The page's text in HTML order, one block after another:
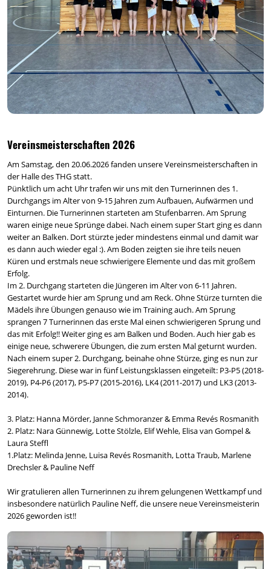
Vereinsmeisterschaften 2026
Am Samstag, den 20.06.2026 fanden unsere Vereinsmeisterschaften in
der Halle des THG statt.
Pünktlich um acht Uhr trafen wir uns mit den Turnerinnen des 1.
Durchgangs im Alter von 9-15 Jahren zum Aufbauen, Aufwärmen und
Einturnen. Die Turnerinnen starteten am Stufenbarren. Am Sprung
waren einige neue Sprünge dabei. Nach einem super Start ging es dann
weiter an Balken. Dort stürzte jeder mindestens einmal und damit war
es dann auch wieder egal :). Am Boden zeigten sie ihre teils neuen
Küren und erstmals neue schwierigere Elemente und das mit großem
Erfolg.
Im 2. Durchgang starteten die Jüngeren im Alter von 6-11 Jahren.
Gestartet wurde hier am Sprung und am Reck. Ohne Stürze turnten die
Mädels ihre Übungen genauso wie im Training auch. Am Sprung
sprangen 7 Turnerinnen das erste Mal einen schwierigeren Sprung und
das mit Erfolg!! Weiter ging es am Balken und Boden. Auch hier gab es
einige neue, schwerere Übungen, die zum ersten Mal geturnt wurden.
Nach einem super 2. Durchgang, beinahe ohne Stürze, ging es nun zur
Siegerehrung. Diese war in fünf Leistungsklassen eingeteilt: P3-P5 (2018-
2019), P4-P6 (2017), P5-P7 (2015-2016), LK4 (2011-2017) und LK3 (2013-
2014).
3. Platz: Hanna Mörder, Janne Schmoranzer & Emma Revés Rosmanith
2. Platz: Nara Günnewig, Lotte Stölzle, Elif Wehle, Elisa van Gompel &
Laura Steffl
1.Platz: Melinda Jenne, Luisa Revés Rosmanith, Lotta Traub, Marlene
Drechsler & Pauline Neff
Wir gratulieren allen Turnerinnen zu ihrem gelungenen Wettkampf und
insbesondere natürlich Pauline Neff, die unsere neue Vereinsmeisterin
2026 geworden ist!!